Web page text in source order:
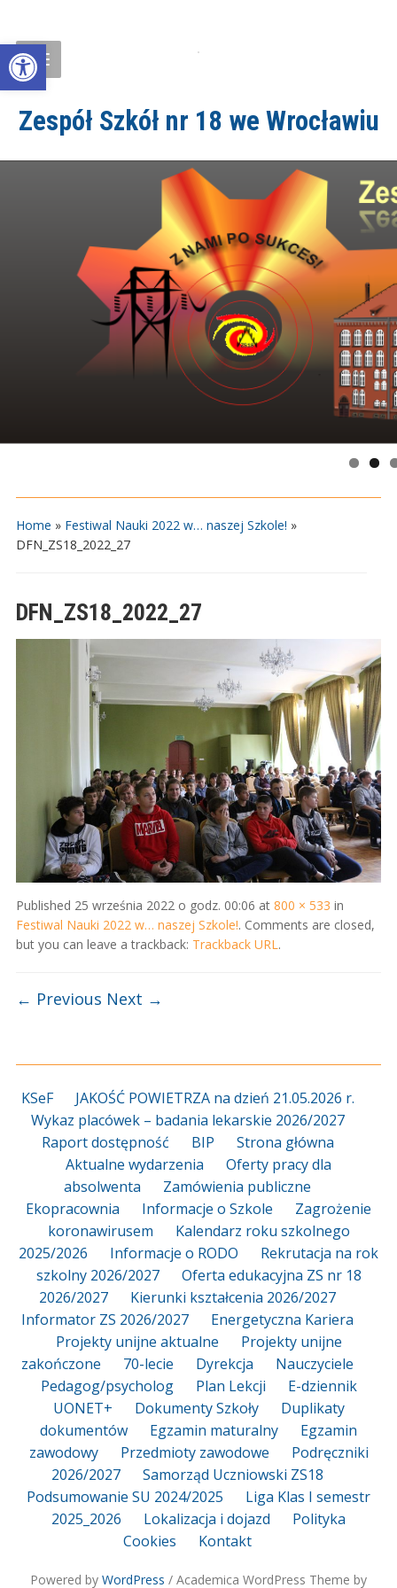
Open toolbar
Zespół Szkół nr 18 we Wrocławiu
Home » Festiwal Nauki 2022 w… naszej Szkole! »
DFN_ZS18_2022_27
DFN_ZS18_2022_27
Published 25 września 2022 o godz. 00:06 at 800 × 533 in
Festiwal Nauki 2022 w… naszej Szkole!. Comments are closed,
but you can leave a trackback: Trackback URL .
← Previous Next →
KSeF
JAKOŚĆ POWIETRZA na dzień 21.05.2026 r.
Wykaz placówek – badania lekarskie 2026/2027
Raport dostępność
BIP
Strona główna
Aktualne wydarzenia
Oferty pracy dla
absolwenta
Zamówienia publiczne
Ekopracownia
Informacje o Szkole
Zagrożenie
koronawirusem
Kalendarz roku szkolnego
2025/2026
Informacje o RODO
Rekrutacja na rok
szkolny 2026/2027
Oferta edukacyjna ZS nr 18
2026/2027
Kierunki kształcenia 2026/2027
Informator ZS 2026/2027
Energetyczna Kariera
Projekty unijne aktualne
Projekty unijne
zakończone
70-lecie Dyrekcja
Nauczyciele
Pedagog/psycholog
Plan Lekcji
E-dziennik
UONET+
Dokumenty Szkoły
Duplikaty
dokumentów
Egzamin maturalny
Egzamin
zawodowy
Przedmioty zawodowe
Podręczniki
2026/2027
Samorząd Uczniowski ZS18
Podsumowanie SU 2024/2025
Liga Klas I semestr
2025_2026
Lokalizacja i dojazd
Polityka
Cookies
Kontakt
Powered by WordPress / Academica WordPress Theme by